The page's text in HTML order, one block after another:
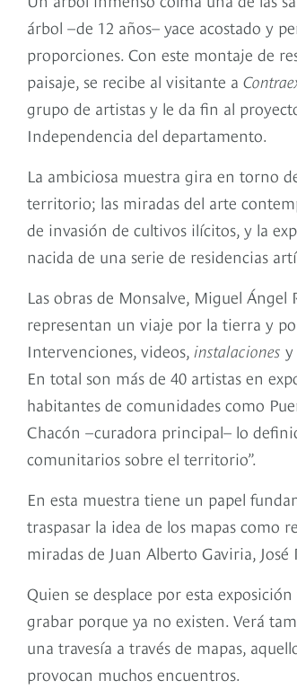
árbol –de 12 años– yace acostado y
proporciones. Con este montaje de
paisaje, se recibe al visitante a
grupo de artistas y le da fin al
Independencia del departamento.
La ambiciosa muestra gira en torno
territorio; las miradas del arte
de invasión de cultivos ilícitos, y la
nacida de una serie de residencias
Las obras de Monsalve, Miguel
representan un viaje por la tierra y
Intervenciones, videos, instalaciones y
En total son más de 40 artistas en
habitantes de comunidades como
Chacón –curadora principal– lo
comunitarios sobre el territorio”.
En esta muestra tiene un papel
traspasar la idea de los mapas como
miradas de Juan Alberto Gaviria,
Quien se desplace por esta
grabar porque ya no existen. Verá
una travesía a través de mapas,
provocan muchos encuentros.